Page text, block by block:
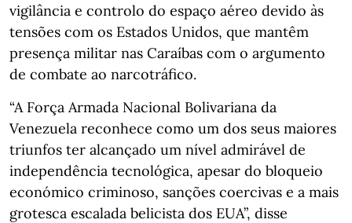
vigilância e controlo do espaço aéreo devido às
tensões com os Estados Unidos, que mantêm
presença militar nas Caraíbas com o argumento
de combate ao narcotráfico.
“A Força Armada Nacional Bolivariana da
Venezuela reconhece como um dos seus maiores
triunfos ter alcançado um nível admirável de
independência tecnológica, apesar do bloqueio
económico criminoso, sanções coercivas e a mais
grotesca escalada belicista dos EUA”, disse